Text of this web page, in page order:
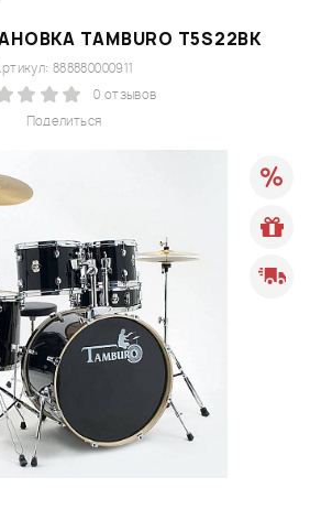
TAMBURO T5S22BK
Поделиться
888880000911
0 отзывов